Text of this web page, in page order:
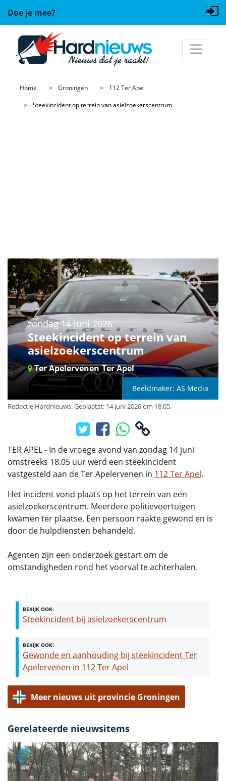
Doe je mee?
Home Groningen
112 Ter Apel
Steekincident op terrein van asielzoekerscentrum
zondag 14 juni 2026
Steekincident op terrein van
asielzoekerscentrum
Ter Apelervenen Ter Apel
Beeldmaker: AS Media
Redactie Hardnieuws.Geplaatst: 14 juni 2026 om 18:05.
TER APEL - In de vroege avond van zondag 14 juni
omstreeks 18.05 uur werd een steekincident
vastgesteld aan de Ter Apelervenen in 112 Ter Apel.
Het incident vond plaats op het terrein van een
asielzoekerscentrum. Meerdere politievoertuigen
kwamen ter plaatse. Een persoon raakte gewond en is
door de hulpdiensten behandeld.
Agenten zijn een onderzoek gestart om de
omstandigheden rond het voorval te achterhalen.
BEKIJK OOK:
Steekincident bij asielzoekerscentrum
BEKIJK OOK:
Gewonde en aanhouding bij steekincident Ter
Apelervenen in 112 Ter Apel
Meer nieuws uit provincie Groningen
Gerelateerde nieuwsitems